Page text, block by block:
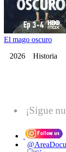
El mago oscuro
2026 Historia
¡Sigue